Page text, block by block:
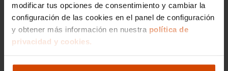
modificar tus opciones de consentimiento y cambiar la
configuración de las cookies en el panel de configuración
y obtener más información en nuestra política de
privacidad y cookies.
Nos encargamos de todos los trámites
Reportaje fotográfico
Publicación en los principales portales